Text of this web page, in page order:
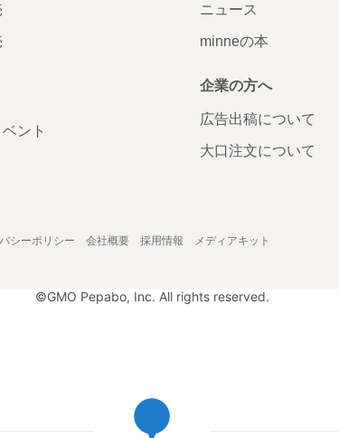
ント
ニュース
minneの本
企業の方へ
広告出稿について
大口注文について
シーポリシー 会社概要 採用情報 メディアキット
©GMO Pepabo, Inc. All rights reserved.